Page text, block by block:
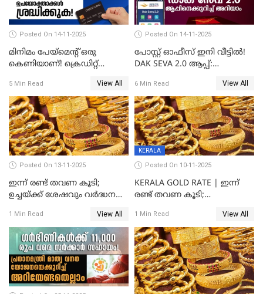
Posted On 14-11-2025
മിനിമം പേയ്മെന്റ് ഒരു
കെണിയാണ്! ക്രെഡിറ്റ്
ശ്രദ്ധിക്കുക!
5 Min Read View All
Posted On 14-11-2025
പോസ്റ്റ് ഓഫീസ് ഇനി വീട്ടിൽ!
DAK SEVA 2.0 ആപ്പ്:
എന്തൊക്കെയാണെന്ന്
നോക്കാം
6 Min Read View All
Posted On 13-11-2025
ഇന്ന് രണ്ട് തവണ കൂടി;
ഉച്ചയ്ക്ക് ശേഷവും വർദ്ധനവ്;
സ്വർണവിലയിൽ കുതിപ്പ്
1 Min Read View All
KERALA
Posted On 10-11-2025
KERALA GOLD RATE | ഇന്ന്
രണ്ട് തവണ കൂടി;
1 Min Read View All